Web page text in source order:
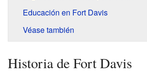
Educación en Fort Davis
Véase también
Historia de Fort Davis